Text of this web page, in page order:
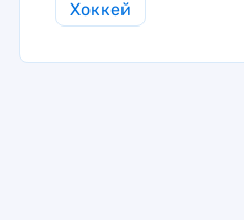
Хоккей